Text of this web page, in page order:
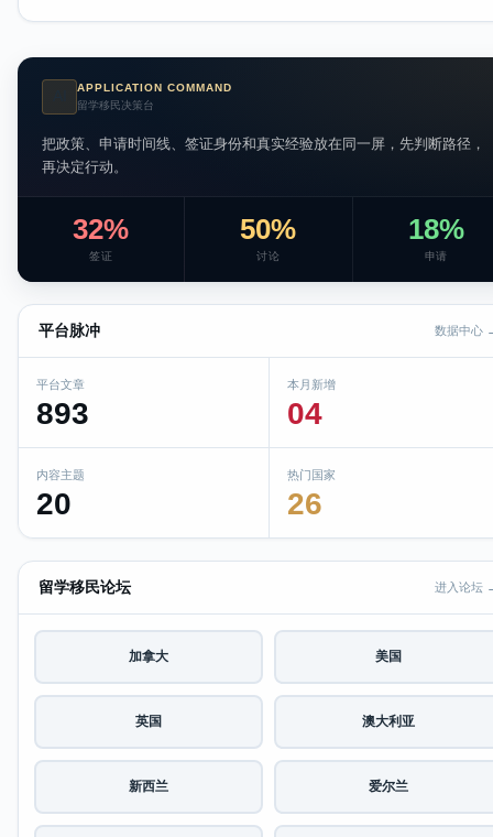
APPLICATION COMMAND
留学移民决策台
把政策、申请时间线、签证身份和真实经验放在同一屏，先判断路径，
再决定行动。
32%
签证
50%
讨论
18%
申请
平台脉冲 数据中心
平台文章
893
本月新增
04
内容主题
20
热门国家
26
留学移民论坛 进入论坛
加拿大 美国
英国 澳大利亚
新西兰 爱尔兰